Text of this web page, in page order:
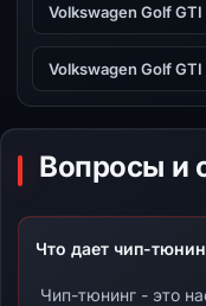
Volkswagen Golf
Volkswagen Golf
Вопросы и
Что дает чип-
Чип-тюнинг - это